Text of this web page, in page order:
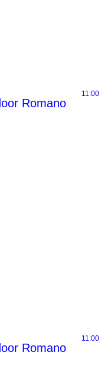
11:00
Romano
11:00
Romano